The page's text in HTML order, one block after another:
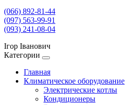
(066) 892-81-44
(097) 563-99-91
(093) 241-08-04
Ігор Іванович
Категории
Главная
Климатическое оборудование
Электрические котлы
Кондиционеры